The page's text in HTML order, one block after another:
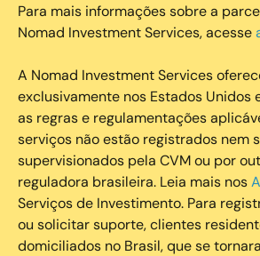
Para mais informações sobre a
Nomad Investment Services, acesse
A Nomad Investment Services
exclusivamente nos Estados Unidos
as regras e regulamentações
serviços não estão registrados nem
supervisionados pela CVM ou por
reguladora brasileira. Leia mais nos
Serviços de Investimento. Para
ou solicitar suporte, clientes
domiciliados no Brasil, que se